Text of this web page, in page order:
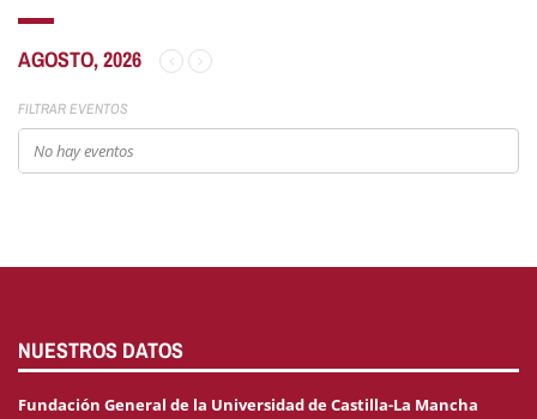
AGOSTO, 2026
FILTRAR EVENTOS
No hay eventos
NUESTROS DATOS
Fundación General de la Universidad de Castilla-La Mancha